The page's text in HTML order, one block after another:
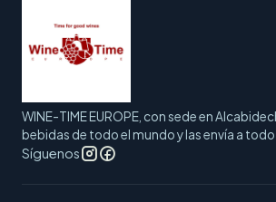
WINE-TIME EUROPE, con sede en
bebidas de todo el mundo y las envía a todo
Síguenos